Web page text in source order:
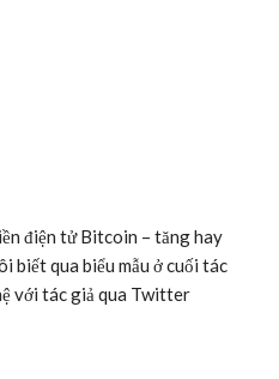
điện tử Bitcoin – tăng hay
biết qua biểu mẫu ở cuối tác
với tác giả qua Twitter